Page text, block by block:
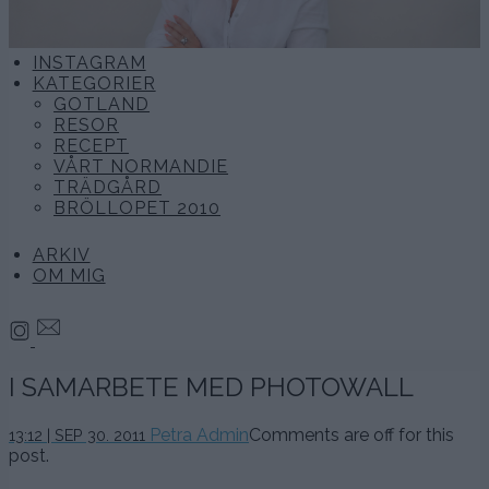
INSTAGRAM
KATEGORIER
GOTLAND
RESOR
RECEPT
VÅRT NORMANDIE
TRÄDGÅRD
BRÖLLOPET 2010
ARKIV
OM MIG
I SAMARBETE MED PHOTOWALL
13:12 | SEP 30. 2011 Petra AdminComments are off for this
post.